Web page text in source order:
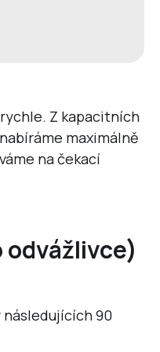
Z kapacitních
maximálně
na čekací
odvážlivce)
následujících 90